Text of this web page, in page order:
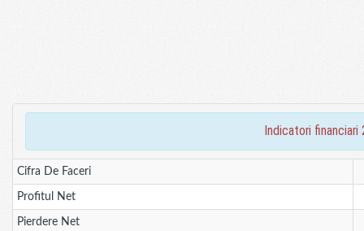
indicatori financiari
Cifra De Faceri
Profitul Net
Pierdere Net